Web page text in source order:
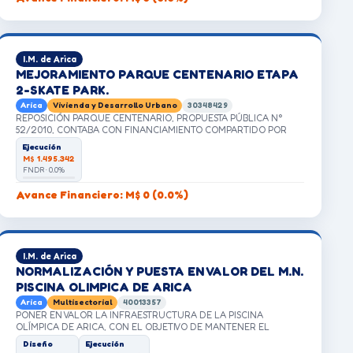
I.M. de Arica
MEJORAMIENTO PARQUE CENTENARIO ETAPA
2-SKATE PARK.
Arica Vivienda y Desarrollo Urbano 30348429
REPOSICIÓN PARQUE CENTENARIO, PROPUESTA PÚBLICA N°
52/2010, CONTABA CON FINANCIAMIENTO COMPARTIDO POR
PARTE DEL FNDR DEL GOBIERNO REGIONAL Y EL MUNICIPIO DE
ARICA. DICHA INICIATIVA FUE PARALIZADA CUANDO SE
ENCONTRABA EN LA ETAPA DE EJECUCIÓN. CONSULTA
CIUDADANA SOLICITA OTRA INICIATIVA
Ejecución
M$ 1.495.342
FNDR · 0.0%
Avance Financiero: M$ 0 (0.0%)
I.M. de Arica
NORMALIZACIÓN Y PUESTA EN VALOR DEL M.N.
PISCINA OLIMPICA DE ARICA
Arica Multisectorial 40013357
PONER EN VALOR LA INFRAESTRUCTURA DE LA PISCINA
OLÍMPICA DE ARICA, CON EL OBJETIVO DE MANTENER EL
FUTURO MONUMENTO NACIONAL, SU USO Y NORMALIZACIÓN.
Diseño
Ejecución